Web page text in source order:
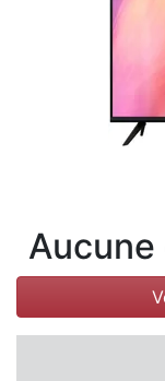
Catégories